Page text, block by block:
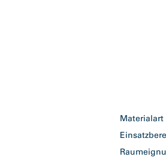
Materialart